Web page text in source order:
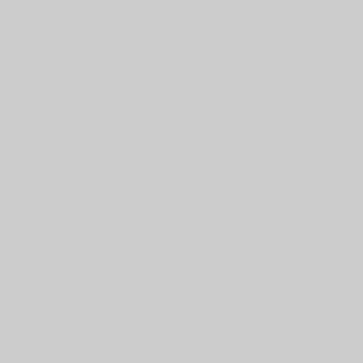
šálke je charakteristická jemnou krémou a má